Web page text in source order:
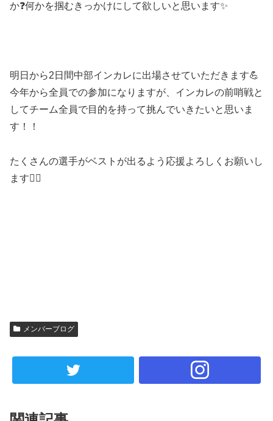
か❓何かを掴むきっかけにして欲しいと思います✨
明日から2日間中部インカレに出場させていただきます💪
今年から全員での参加になりますが、インカレの前哨戦と
してチーム全員で目的を持って挑んでいきたいと思いま
す！！
たくさんの選手がベストが出るよう応援よろしくお願いし
ます🙇‍♂️
メンバーブログ